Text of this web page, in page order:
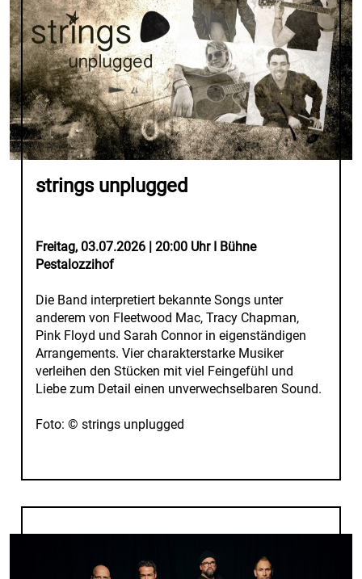
strings unplugged
Freitag, 03.07.2026 | 20:00 Uhr I Bühne
Pestalozzihof
Die Band interpretiert bekannte Songs unter
anderem von Fleetwood Mac, Tracy Chapman,
Pink Floyd und Sarah Connor in eigenständigen
Arrangements. Vier charakterstarke Musiker
verleihen den Stücken mit viel Feingefühl und
Liebe zum Detail einen unverwechselbaren Sound.
Foto: © strings unplugged